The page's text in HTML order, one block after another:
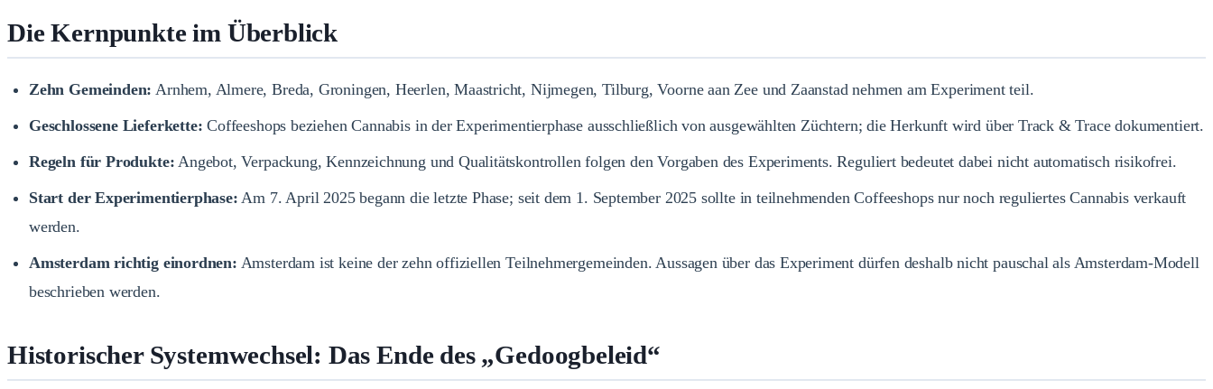
Die Kernpunkte im Überblick
Zehn Gemeinden: Arnhem, Almere, Breda, Groningen, Heerlen, Maastricht, Nijmegen, Tilburg, Voorne aan Zee und Zaanstad nehmen am Experiment teil.
Geschlossene Lieferkette: Coffeeshops beziehen Cannabis in der Experimentierphase ausschließlich von ausgewählten Züchtern; die Herkunft wird über Track & Trace dokumentiert.
Regeln für Produkte: Angebot, Verpackung, Kennzeichnung und Qualitätskontrollen folgen den Vorgaben des Experiments. Reguliert bedeutet dabei nicht automatisch risikofrei.
Start der Experimentierphase: Am 7. April 2025 begann die letzte Phase; seit dem 1. September 2025 sollte in teilnehmenden Coffeeshops nur noch reguliertes Cannabis verkauft
werden.
Amsterdam richtig einordnen: Amsterdam ist keine der zehn offiziellen Teilnehmergemeinden. Aussagen über das Experiment dürfen deshalb nicht pauschal als Amsterdam-Modell
beschrieben werden.
Historischer Systemwechsel: Das Ende des „Gedoogbeleid“